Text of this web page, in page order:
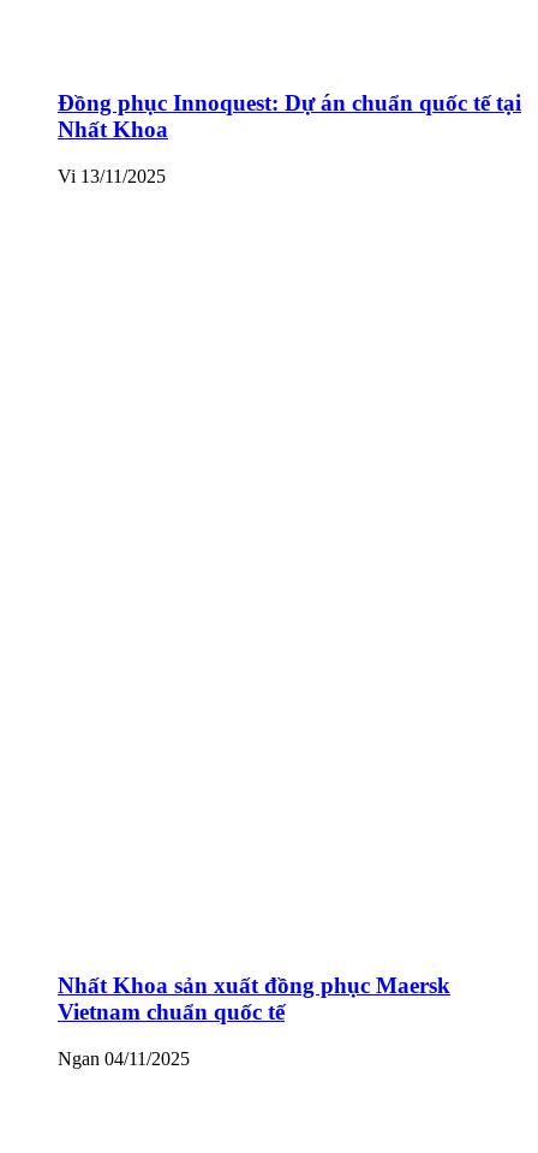
Đồng phục Innoquest: Dự án chuẩn quốc tế tại
Nhất Khoa
Vi 13/11/2025
Nhất Khoa sản xuất đồng phục Maersk
Vietnam chuẩn quốc tế
Ngan 04/11/2025